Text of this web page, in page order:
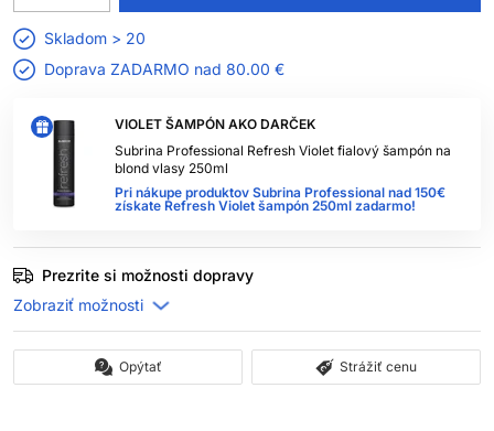
VIOLET ŠAMPÓN AKO DARČEK
Subrina Professional Refresh Violet fialový šampón na
blond vlasy 250ml
Pri nákupe produktov Subrina Professional nad 150€
získate Refresh Violet šampón 250ml zadarmo!
Skladom > 20
Doprava ZADARMO nad 80.00 €
Prezrite si možnosti dopravy
Opýtať Strážiť cenu